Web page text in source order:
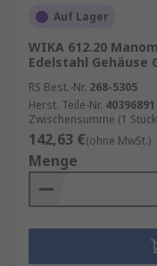
Auf Lager
WIKA 612.20
Edelstahl Gehäuse
RS Best.-Nr. 268-5305
Herst. Teile-Nr. 40396891
Zwischensumme (1
142,63 €(ohne MwSt.)
Menge